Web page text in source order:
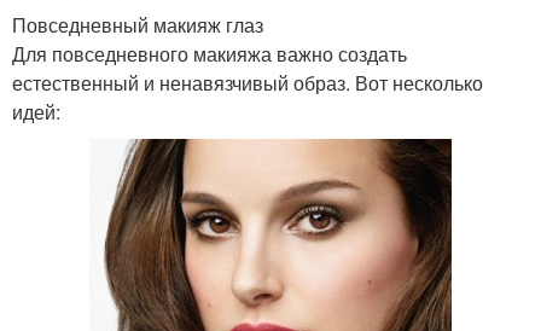
Повседневный макияж глаз
Для повседневного макияжа важно создать
естественный и ненавязчивый образ. Вот несколько
идей: